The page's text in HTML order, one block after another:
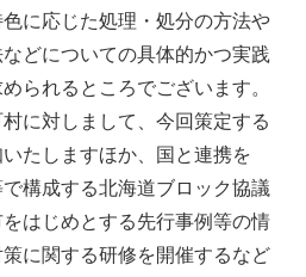
に応じた処理・処分の方法や
どについての具体的かつ実践
られるところでございます。
に対しまして、今回策定する
たしますほか、国と連携を
構成する北海道ブロック協議
はじめとする先行事例等の情
に関する研修を開催するなど